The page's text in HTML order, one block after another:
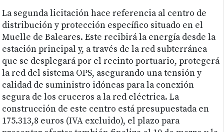
La segunda licitación hace referencia al centro de
distribución y protección específico situado en el
Muelle de Baleares. Este recibirá la energía desde la
estación principal y, a través de la red subterránea
que se desplegará por el recinto portuario, protegerá
la red del sistema OPS, asegurando una tensión y
calidad de suministro idóneas para la conexión
segura de los cruceros a la red eléctrica. La
construcción de este centro está presupuestada en
175.313,8 euros (IVA excluido), el plazo para